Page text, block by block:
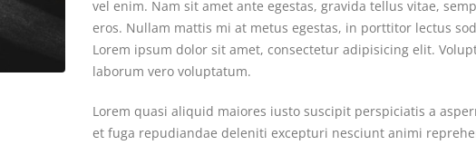
vel enim. Nam sit amet ante egestas, gravida tellus vitae,
eros. Nullam mattis mi at metus egestas, in porttitor lectus
Lorem ipsum dolor sit amet, consectetur adipisicing elit.
laborum vero voluptatum.
Lorem quasi aliquid maiores iusto suscipit perspiciatis a
et fuga repudiandae deleniti excepturi nesciunt animi